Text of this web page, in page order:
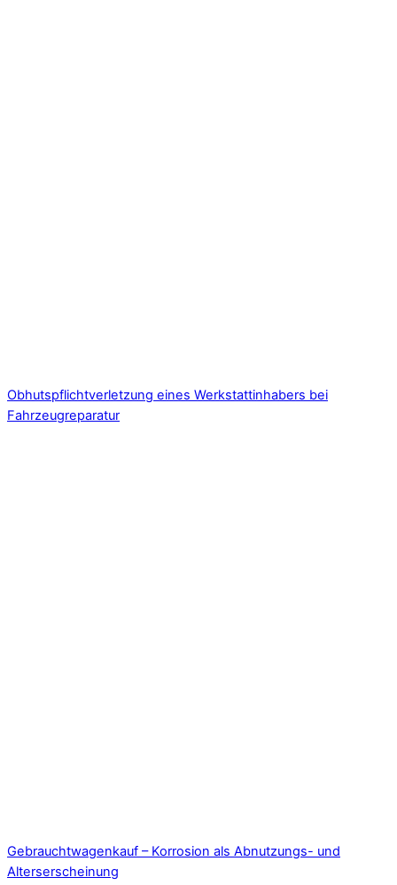
Obhutspflichtverletzung eines Werkstattinhabers bei
Fahrzeugreparatur
Gebrauchtwagenkauf – Korrosion als Abnutzungs- und
Alterserscheinung